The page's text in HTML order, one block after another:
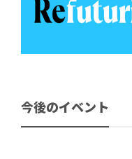
今後のイベント